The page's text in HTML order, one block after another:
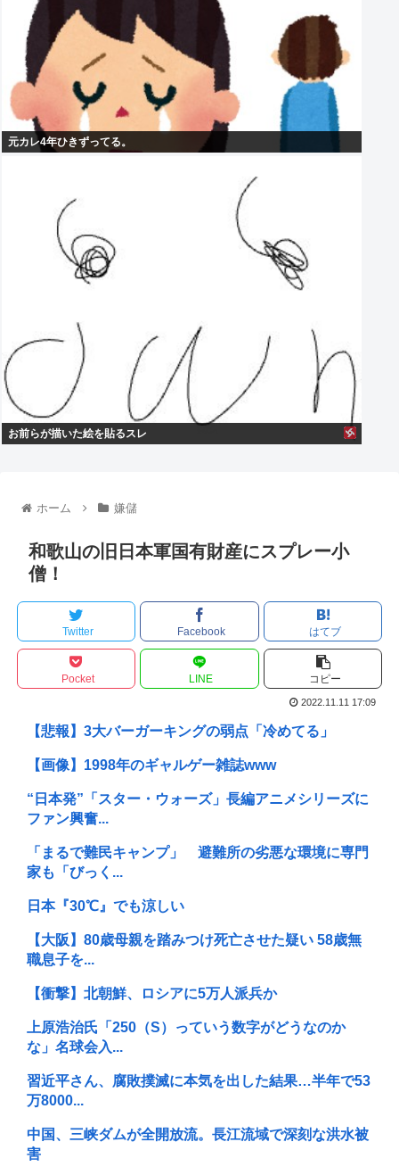
元カレ4年ひきずってる。
お前らが描いた絵を貼るスレ
ホーム 嫌儲
和歌山の旧日本軍国有財産にスプレー小
僧！
Twitter Facebook はてブ
Pocket LINE コピー
2022.11.11 17:09
【悲報】3大バーガーキングの弱点「冷めてる」
【画像】1998年のギャルゲー雑誌www
“日本発”「スター・ウォーズ」長編アニメシリーズに
ファン興奮...
「まるで難民キャンプ」 避難所の劣悪な環境に専門
家も「びっく...
日本『30℃』でも涼しい
【大阪】80歳母親を踏みつけ死亡させた疑い 58歳無
職息子を...
【衝撃】北朝鮮、ロシアに5万人派兵か
上原浩治氏「250（S）っていう数字がどうなのか
な」名球会入...
習近平さん、腐敗撲滅に本気を出した結果…半年で53
万8000...
中国、三峡ダムが全開放流。長江流域で深刻な洪水被
害